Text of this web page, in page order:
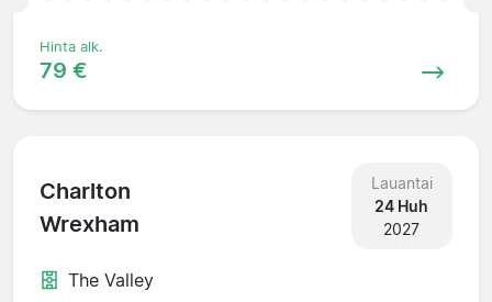
Hinta alk.
79 €
Charlton
Wrexham
Lauantai
24 Huh
2027
The Valley